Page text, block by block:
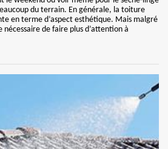
du terrain. En générale, la toiture
en terme d’aspect esthétique. Mais malgré
de faire plus d’attention à